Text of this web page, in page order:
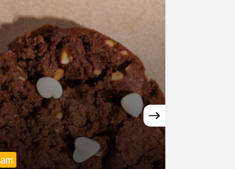
Gündüz Modu
Gündüz modunu seçin.
Gece Modu
Gece modunu seçin.
Sistem Modu
Sistem modunu seçin.